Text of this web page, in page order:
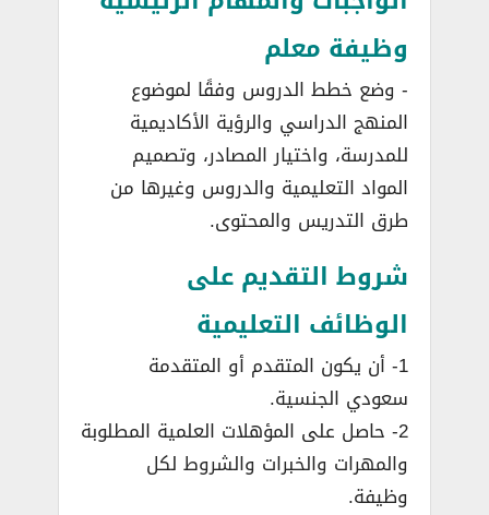
وظيفة معلم
­- وضع خطط الدروس وفقًا لموضوع
المنهج الدراسي والرؤية الأكاديمية
للمدرسة، واختيار المصادر، وتصميم
المواد التعليمية والدروس وغيرها من
طرق التدريس والمحتوى.
شروط التقديم على
الوظائف التعليمية
1- أن يكون المتقدم أو المتقدمة
سعودي الجنسية.
2- حاصل على المؤهلات العلمية المطلوبة
والمهرات والخبرات والشروط لكل
وظيفة.